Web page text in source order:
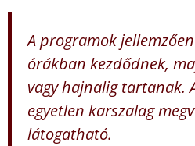
A programok
órákban kezdődnek,
vagy hajnalig tartanak.
egyetlen karszalag
látogatható.